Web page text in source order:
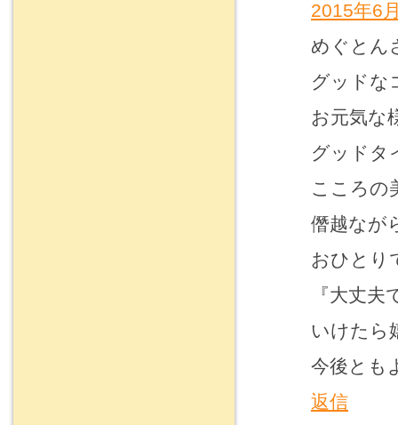
2015年6
めぐとん
グッドな
お元気な
グッドタ
こころの
僭越なが
おひとり
『大丈
いけたら
今後とも
返信